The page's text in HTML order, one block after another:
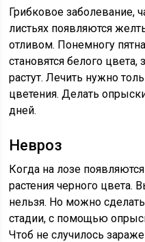
Грибковое заболевание,
листьях появляются
отливом. Понемногу
становятся белого
растут. Лечить нужно
цветения. Делать
дней.
Невроз
Когда на лозе
растения черного цвета.
нельзя. Но можно
стадии, с помощью
Чтоб не случилось